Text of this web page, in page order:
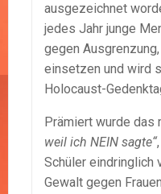
ausgezeichnet
jedes Jahr junge
gegen
einsetzen und wird
Holocaust-
Prämiert wurde
weil ich NEIN sagte“
Schüler eindringlich
Gewalt gegen